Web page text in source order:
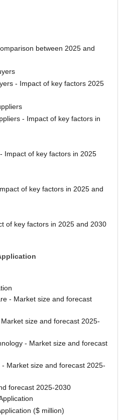
between 2025 and
- Impact of key factors 2025
- Impact of key factors in
Impact of key factors in 2025
of key factors in 2025 and
of key factors in 2025 and 2030
- Market size and forecast
size and forecast 2025-
- Market size and forecast
Market size and forecast 2025-
forecast 2025-2030
($ million)